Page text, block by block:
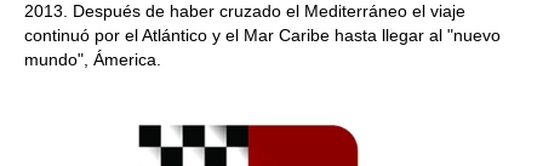
2013. Después de haber cruzado el Mediterráneo el viaje
continuó por el Atlántico y el Mar Caribe hasta llegar al "nuevo
mundo", Ámerica.